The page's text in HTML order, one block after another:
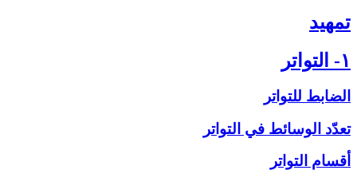
تمهيد
۱- التواتر
الضابط للتواتر
تعدّد الوسائط في التواتر
أقسام التواتر